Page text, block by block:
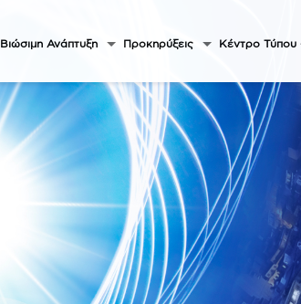
Βιώσιμη Ανάπτυξη Προκηρύξεις Κέντρο Τύπου